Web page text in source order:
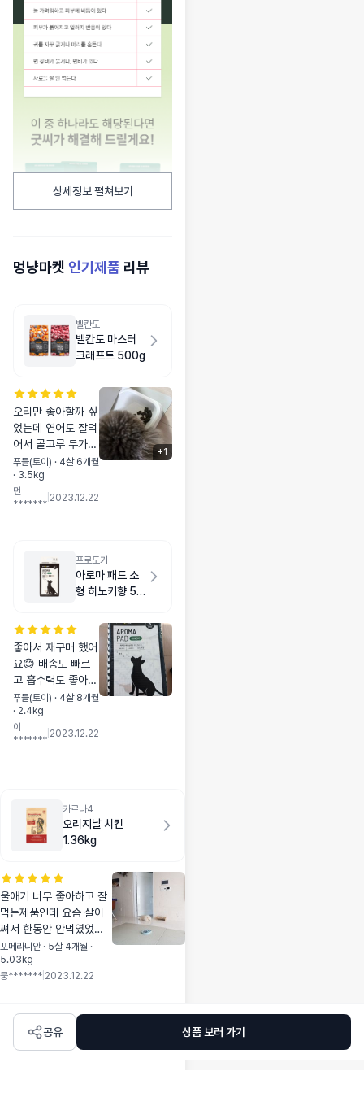
상세정보 펼쳐보기
멍냥마켓 인기제품 리뷰
벨칸도
벨칸도 마스터
크래프트 500g
오리만 좋아할까 싶
었는데 연어도 잘먹
어서 골고루 두가지
주문했어요 ~ 유통
기한 넉넉하고 배송
도빠르고 먼저 샘플
퍼 형식으로 나오면
더 좋을것같아요
푸들(토이) · 4살 6개월
· 3.5kg
먼
*******
2023.12.22
+1
프로도기
아로마 패드 소
형 히노키향 50
좋아서 재구매 했어
요😊 배송도 빠르
고 흡수력도 좋아요
저는 늘 이 패드 씁
니다! 요번에도 잘
쓸께요 강추!
푸들(토이) · 4살 8개월
· 2.4kg
이
*******
2023.12.22
카르나4
오리지날 치킨
1.36kg
울애기 너무 좋아하고 잘
먹는제품인데 요즘 살이
쪄서 한동안 안먹였었는
데 오랜만에 주문했네요
오늘 제품 오자말자 열알
정도줬더니 맛있게 잘먹
포메라니안 · 5살 4개월 ·
5.03kg
뭉******* 2023.12.22
공유 상품 보러 가기